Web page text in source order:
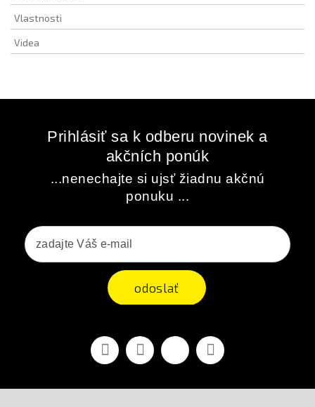
Vlastnosti
Videa
Prihlásiť sa k odberu novinek a
akčních ponúk
...nenechajte si ujsť žiadnu akčnú
ponuku ...
odoslať
FacebookYoutubeVimeo Instagram